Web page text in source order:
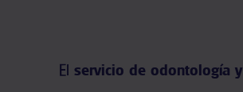
El servicio de odontología